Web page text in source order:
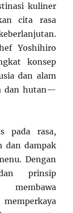
kuliner
cita rasa
Yoshihiro
konsep
dan alam
dan hutan—
pada rasa,
dan dampak
Dengan
prinsip